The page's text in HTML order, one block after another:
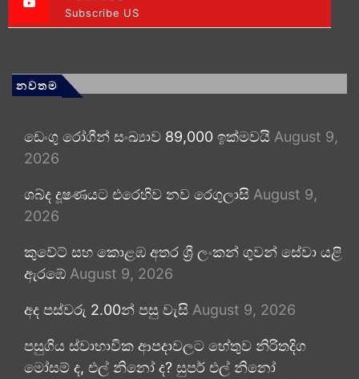
Subscribe US
නවතම
ඩෙංගු රෝගීන් සංඛ්‍යාව 89,000 ඉක්මවයි August 9,
2026
ශබ්ද දූෂණයට එරෙහිව නව රෙගුලාසි August 9,
2026
කුවේට් සහ කොළඹ අතර ශ්‍රී ලංකන් ගුවන් සේවා යළි
ඇරඹේ August 9, 2026
අද පස්වරු 2.00න් පසු වැසි August 9, 2026
පසුගිය ස්වාභාවික ආපදාවලට හේතුව නිරිතදිග
මෝසම් ද, එල් නිනෝ ද? සුපර් එල් නිනෝ